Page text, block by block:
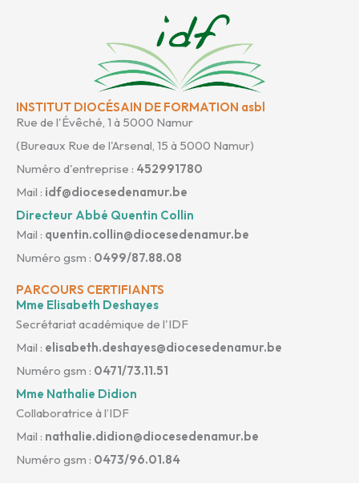
INSTITUT DIOCÉSAIN DE FORMATION asbl
Rue de l'Évêché, 1 à 5000 Namur
(Bureaux Rue de l'Arsenal, 15 à 5000 Namur)
Numéro d'entreprise : 452991780
Mail : idf@diocesedenamur.be
Directeur Abbé Quentin Collin
Mail : quentin.collin@diocesedenamur.be
Numéro gsm : 0499/87.88.08
PARCOURS CERTIFIANTS
Mme Elisabeth Deshayes
Secrétariat académique de l'IDF
Mail : elisabeth.deshayes@diocesedenamur.be
Numéro gsm : 0471/73.11.51
Mme Nathalie Didion
Collaboratrice à l’IDF
Mail : nathalie.didion@diocesedenamur.be
Numéro gsm : 0473/96.01.84